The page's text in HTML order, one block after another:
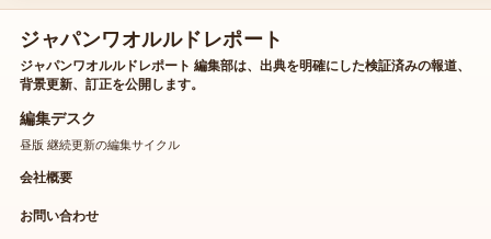
ジャパンワオルルドレポート
ジャパンワオルルドレポート 編集部は、出典を明確にした検証済みの報道、
背景更新、訂正を公開します。
編集デスク
昼版 継続更新の編集サイクル
会社概要
お問い合わせ